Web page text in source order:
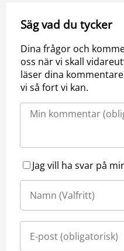
Säg vad du tycker
Dina frågor och
oss när vi skall
läser dina
vi så fort vi kan.
Jag vill ha svar på